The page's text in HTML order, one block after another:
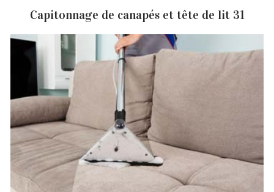
Capitonnage de canapés et tête de lit 31